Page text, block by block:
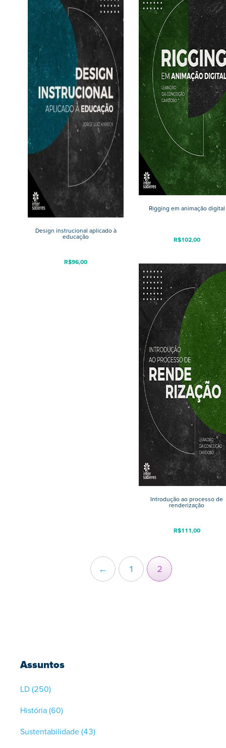
Assuntos
LD(250)
História(60)
Sustentabilidade(43)
Design instrucional aplicado à
educação
R$96,00
Rigging em animação digital
R$102,00
Introdução ao processo de
renderização
R$111,00
← 1 2